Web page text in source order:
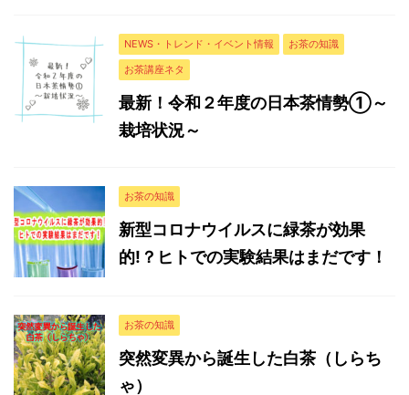
NEWS・トレンド・イベント情報
お茶の知識
お茶講座ネタ
最新！令和２年度の日本茶情勢①～
栽培状況～
お茶の知識
新型コロナウイルスに緑茶が効果
的!？ヒトでの実験結果はまだです！
お茶の知識
突然変異から誕生した白茶（しらち
ゃ）